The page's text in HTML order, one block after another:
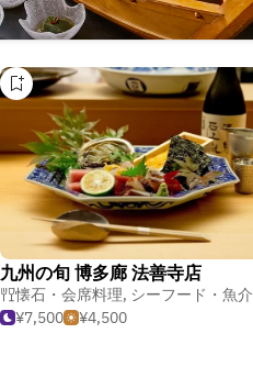
九州の旬 博多廊 法善寺店
懐石・会席料理, シーフード・魚介料理
¥7,500
¥4,500